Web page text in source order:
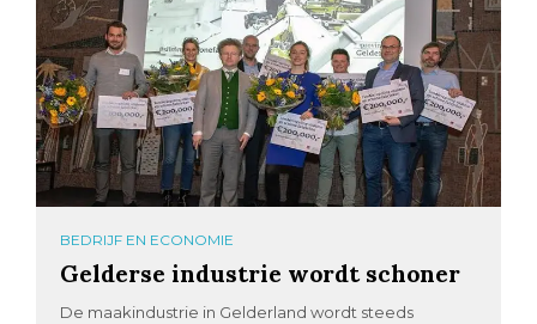
BEDRIJF EN ECONOMIE
Gelderse industrie wordt schoner
De maakindustrie in Gelderland wordt steeds